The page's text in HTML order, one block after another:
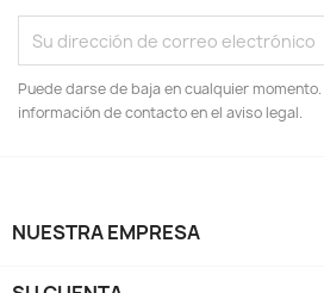
Puede darse de baja en cualquier
información de contacto en el aviso legal.
NUESTRA EMPRESA